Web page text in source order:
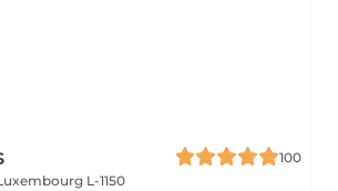
100
L-1150